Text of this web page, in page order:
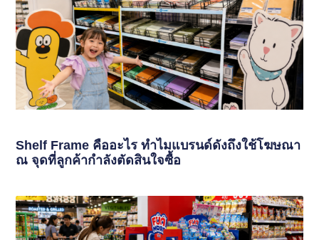
Shelf Frame คืออะไร ทำไมแบรนด์ดังถึงใช้โฆษณา
ณ จุดที่ลูกค้ากำลังตัดสินใจซื้อ